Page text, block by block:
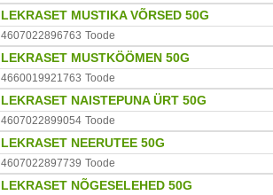
LEKRASET MUSTIKA VÕRSED 50G
4607022896763 Toode
LEKRASET MUSTKÖÖMEN 50G
4660019921763 Toode
LEKRASET NAISTEPUNA ÜRT 50G
4607022899054 Toode
LEKRASET NEERUTEE 50G
4607022897739 Toode
LEKRASET NÕGESELEHED 50G